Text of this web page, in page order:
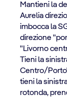
Mantieni la
Aurelia
imbocca la
direzione
"Livorno
Tieni la
Centro/
tieni la
rotonda,